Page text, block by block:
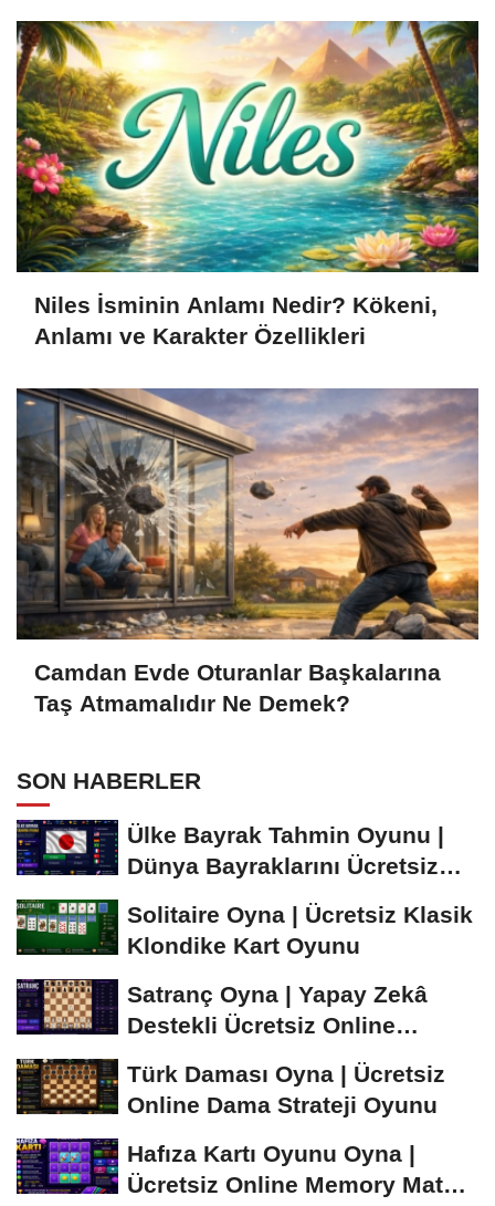
Niles İsminin Anlamı Nedir? Kökeni,
Anlamı ve Karakter Özellikleri
Camdan Evde Oturanlar Başkalarına
Taş Atmamalıdır Ne Demek?
SON HABERLER
Ülke Bayrak Tahmin Oyunu |
Dünya Bayraklarını Ücretsiz
Solitaire Oyna | Ücretsiz Klasik
Klondike Kart Oyunu
Satranç Oyna | Yapay Zekâ
Destekli Ücretsiz Online
Türk Daması Oyna | Ücretsiz
Online Dama Strateji Oyunu
Hafıza Kartı Oyunu Oyna |
Ücretsiz Online Memory Match